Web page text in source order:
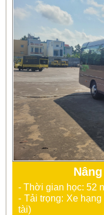
- Thời gian học: 52
- Tải trọng: Xe
tài)